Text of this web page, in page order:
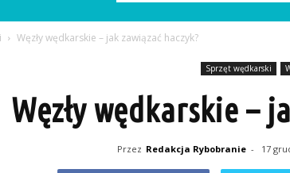
Węzły wędkarskie – jak zawiązać haczyk?
Sprzęt wędkarski
Węzły wędkarskie –
Przez Redakcja Rybobranie - 17